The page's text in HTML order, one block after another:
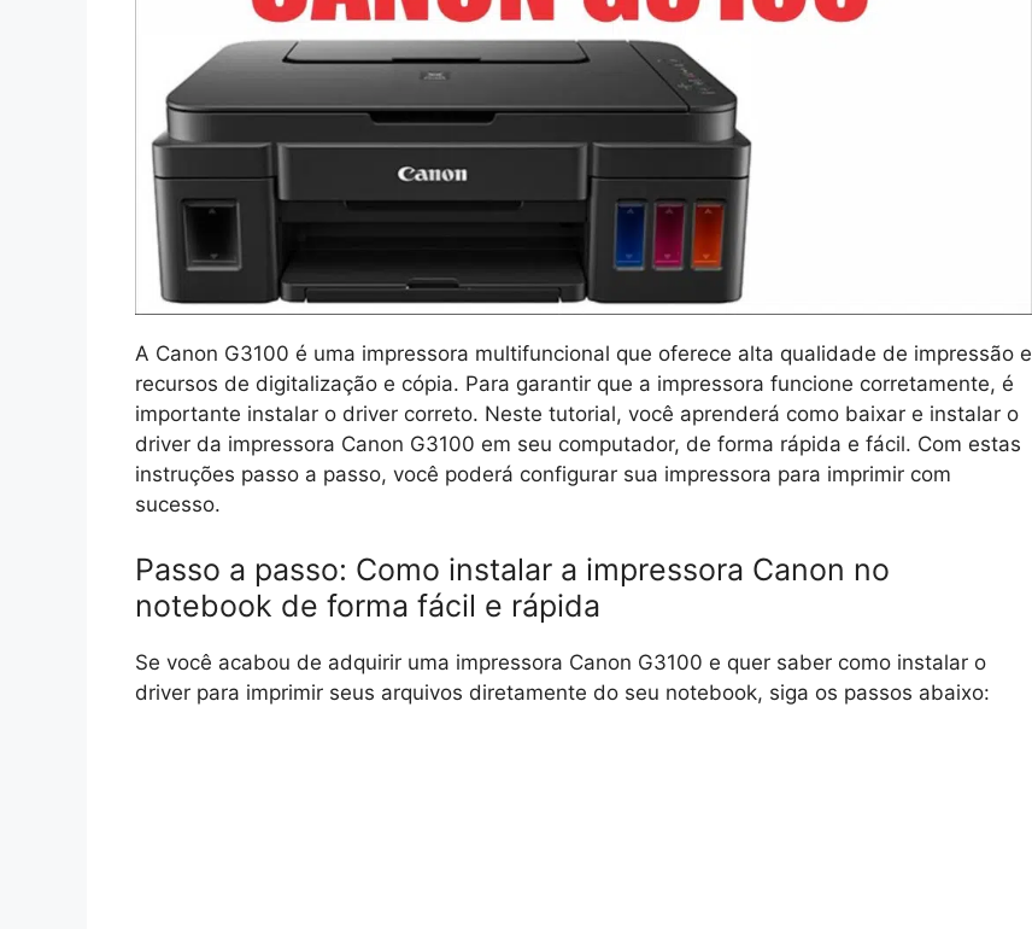
A Canon G3100 é uma impressora multifuncional que oferece alta qualidade de impressão e
recursos de digitalização e cópia. Para garantir que a impressora funcione corretamente, é
importante instalar o driver correto. Neste tutorial, você aprenderá como baixar e instalar o
driver da impressora Canon G3100 em seu computador, de forma rápida e fácil. Com estas
instruções passo a passo, você poderá configurar sua impressora para imprimir com
sucesso.
Passo a passo: Como instalar a impressora Canon no
notebook de forma fácil e rápida
Se você acabou de adquirir uma impressora Canon G3100 e quer saber como instalar o
driver para imprimir seus arquivos diretamente do seu notebook, siga os passos abaixo: